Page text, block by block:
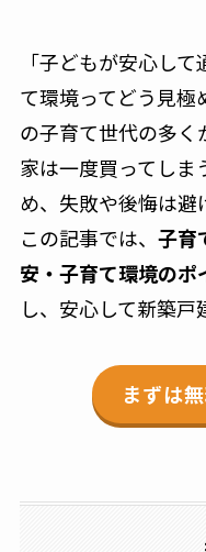
「子どもが安心し
て環境ってどう見極
の子育て世代の多く
家は一度買ってしま
め、失敗や後悔は避
この記事では、 子育
安・子育て環境のポ
し、安心して新築戸
まずは